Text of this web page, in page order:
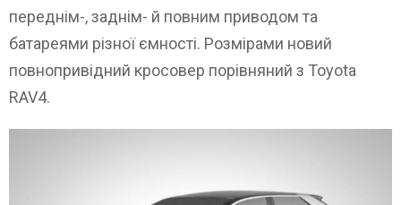
переднім-, заднім- й повним приводом та
батареями різної ємності. Розмірами новий
повнопривідний кросовер порівняний з Toyota
RAV4.